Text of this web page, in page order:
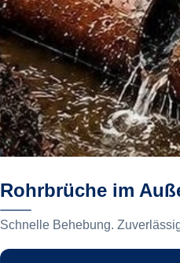
Rohrbrüche im
Schnelle Behebung.